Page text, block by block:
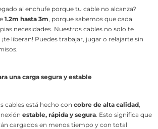
al enchufe porque tu cable no alcanza?
1.2m hasta 3m, porque sabemos que cada
necesidades. Nuestros cables no solo te
liberan! Puedes trabajar, jugar o relajarte sin
una carga segura y estable
cables está hecho con cobre de alta calidad,
estable, rápida y segura. Esto significa que
cargados en menos tiempo y con total